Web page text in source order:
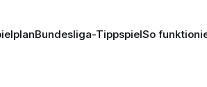
Bundesliga-TippspielSo